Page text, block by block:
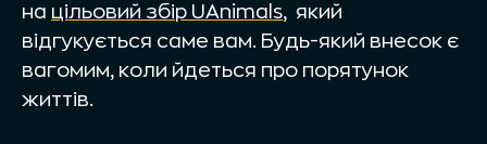
на цільовий збір UAnimals , який
відгукується саме вам. Будь-який внесок є
вагомим, коли йдеться про порятунок
життів.